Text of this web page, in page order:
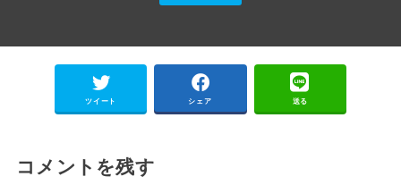
ツイート シェア 送る
コメントを残す